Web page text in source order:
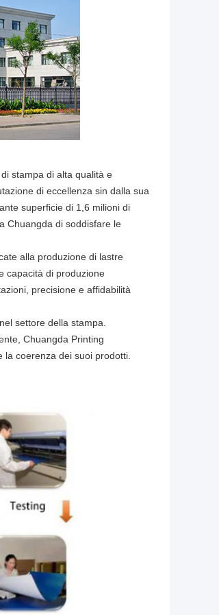
stampa di alta qualità e
di eccellenza sin dalla sua
superficie di 1,6 milioni di
Chuangda di soddisfare le
alla produzione di lastre
capacità di produzione
precisione e affidabilità
settore della stampa.
Chuangda Printing
la coerenza dei suoi prodotti.